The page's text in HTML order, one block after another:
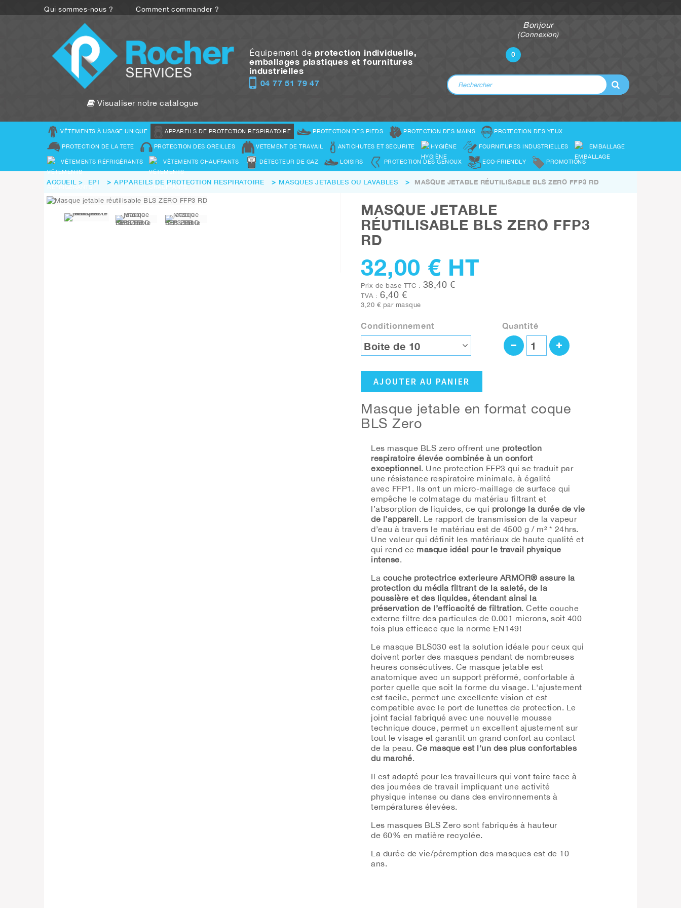
Qui sommes-nous ? Comment commander ?
Visualiser notre catalogue
Équipement de protection individuelle,
emballages plastiques et fournitures
industrielles
04 77 51 79 47
Bonjour
(Connexion)
0
VÊTEMENTS À USAGE UNIQUE APPAREILS DE PROTECTION RESPIRATOIRE PROTECTION DES PIEDS PROTECTION DES MAINS PROTECTION DES YEUX
PROTECTION DE LA TETE PROTECTION DES OREILLES VETEMENT DE TRAVAIL ANTICHUTES ET SECURITE HYGIÈNE FOURNITURES INDUSTRIELLES EMBALLAGE
VÊTEMENTS RÉFRIGÉRANTS VÊTEMENTS CHAUFFANTS DÉTECTEUR DE GAZ LOISIRS PROTECTION DES GENOUX ECO-FRIENDLY PROMOTIONS
ACCUEIL > EPI > APPAREILS DE PROTECTION RESPIRATOIRE > MASQUES JETABLES OU LAVABLES > MASQUE JETABLE RÉUTILISABLE BLS ZERO FFP3 RD
MASQUE JETABLE
RÉUTILISABLE BLS ZERO FFP3
RD
32,00 € HT
Prix de base TTC : 38,40 €
TVA : 6,40 €
3,20 € par masque
Quantité
Conditionnement
Boite de 10
AJOUTER AU PANIER
Masque jetable en format coque
BLS Zero
Les masque BLS zero offrent une protection
respiratoire élevée combinée à un confort
exceptionnel. Une protection FFP3 qui se traduit par
une résistance respiratoire minimale, à égalité
avec FFP1 . Ils ont un micro-maillage de surface qui
empêche le colmatage du matériau filtrant et
l’absorption de liquides, ce qui prolonge la durée de vie
de l’appareil. Le rapport de transmission de la vapeur
d’eau à travers le matériau est de 4500 g / m² * 24hrs.
Une valeur qui définit les matériaux de haute qualité et
qui rend ce masque idéal pour le travail physique
intense.
La couche protectrice exterieure ARMOR® assure la
protection du média filtrant de la saleté, de la
poussière et des liquides, étendant ainsi la
préservation de l’efficacité de filtration. Cette couche
externe filtre des particules de 0.001 microns, soit 400
fois plus efficace que la norme EN149!
Le masque BLS030 est la solution idéale pour ceux qui
doivent porter des masques pendant de nombreuses
heures consécutives. Ce masque jetable est
anatomique avec un support préformé, confortable à
porter quelle que soit la forme du visage. L'ajustement
est facile, permet une excellente vision et est
compatible avec le port de lunettes de protection. Le
joint facial fabriqué avec une nouvelle mousse
technique douce, permet un excellent ajustement sur
tout le visage et garantit un grand confort au contact
de la peau. Ce masque est l'un des plus confortables
du marché.
Il est adapté pour les travailleurs qui vont faire face à
des journées de travail impliquant une activité
physique intense ou dans des environnements à
températures élevées.
Les masques BLS Zero sont fabriqués à hauteur
de 60% en matière recyclée.
La durée de vie/péremption des masques est de 10
ans.